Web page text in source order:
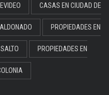
CASAS EN CIUDAD DE
PROPIEDADES EN
PROPIEDADES EN